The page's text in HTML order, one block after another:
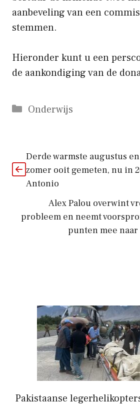
aanbeveling van een
stemmen.
Hieronder kunt u een
de aankondiging van de
Categorieën
Onderwijs
Derde warmste augustus
zomer ooit gemeten, nu in
Antonio
Alex Palou overwint
probleem en neemt
punten mee
Pakistaanse